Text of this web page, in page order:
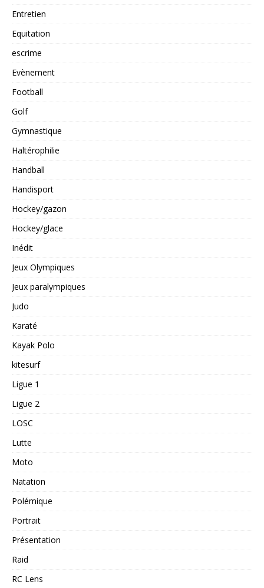
Entretien
Equitation
escrime
Evènement
Football
Golf
Gymnastique
Haltérophilie
Handball
Handisport
Hockey/gazon
Hockey/glace
Inédit
Jeux Olympiques
Jeux paralympiques
Judo
Karaté
Kayak Polo
kitesurf
Ligue 1
Ligue 2
LOSC
Lutte
Moto
Natation
Polémique
Portrait
Présentation
Raid
RC Lens